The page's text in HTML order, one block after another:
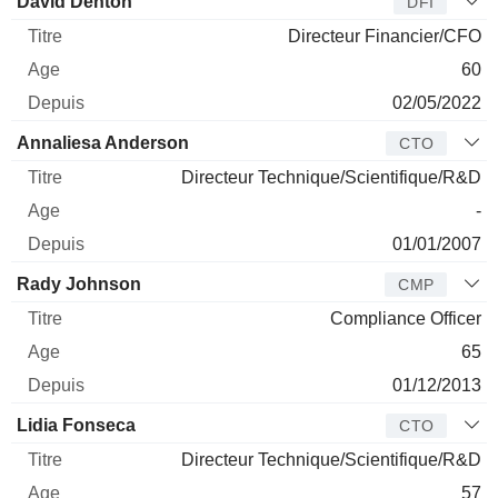
Directeur Financier/CFO
60
02/05/2022
Annaliesa Anderson CTO
Directeur Technique/Scientifique/R&D
-
01/01/2007
Rady Johnson CMP
Compliance Officer
65
01/12/2013
Lidia Fonseca CTO
Directeur Technique/Scientifique/R&D
57